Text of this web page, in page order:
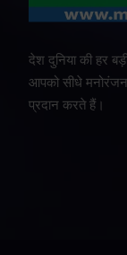
देश दुनिया की हर
आपको सीधे
प्रदान करते हैं।